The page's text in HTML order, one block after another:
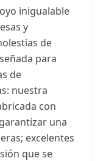
inigualable
y
de
para
de
nuestra
con
una
excelentes
que se